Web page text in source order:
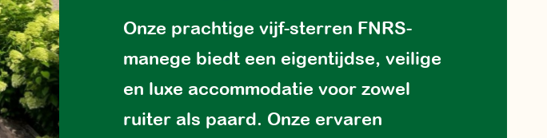
Onze prachtige vijf-sterren FNRS-
manege biedt een eigentijdse, veilige
en luxe accommodatie voor zowel
ruiter als paard. Onze ervaren